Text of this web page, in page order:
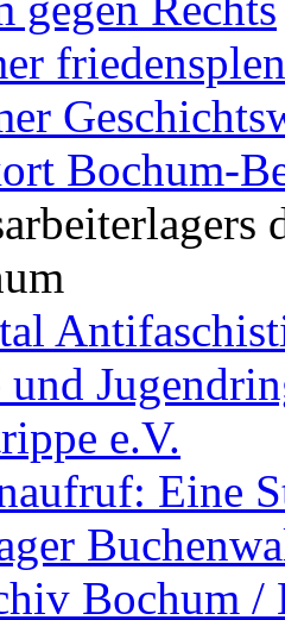
Das
in Bochum
gegen Rechts
Bochum-
e.V.